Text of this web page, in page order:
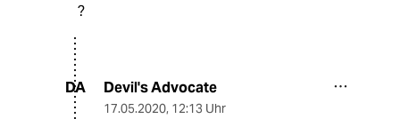
?
DA Devil's Advocate
17.05.2020, 12:13 Uhr